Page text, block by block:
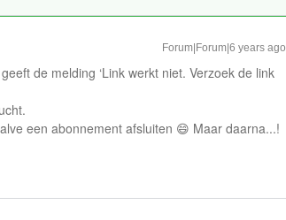
Forum|Forum|6 years ago
de melding ‘Link werkt niet. Verzoek de link
een abonnement afsluiten 😄 Maar daarna...!